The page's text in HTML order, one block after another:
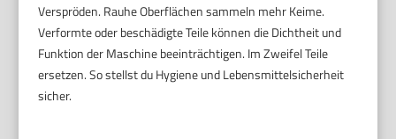
Verspröden. Rauhe Oberflächen sammeln mehr Keime.
Verformte oder beschädigte Teile können die Dichtheit und
Funktion der Maschine beeinträchtigen. Im Zweifel Teile
ersetzen. So stellst du Hygiene und Lebensmittelsicherheit
sicher.